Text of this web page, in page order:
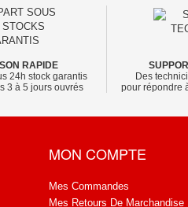
RAPIDE
24h stock garantis
3 à 5 jours ouvrés
Des
pour répondre
MON COMPTE
Mes Commandes
Mes Retours De Marchandise